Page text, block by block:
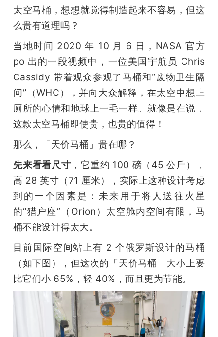
太空马桶，想想就觉得制造起来不容易，但这
么贵有道理吗？
当地时间 2020 年 10 月 6 日，NASA 官方
po 出的一段视频中，一位美国宇航员 Chris
Cassidy 带着观众参观了马桶和“废物卫生隔
间”（WHC），并向大众解释，在太空中想上
厕所的心情和地球上一毛一样。就像是在说，
这款太空马桶即使贵，也贵的值得！
那么，「天价马桶」贵在哪？
先来看看尺寸 ，它重约 100 磅（45 公斤），
高 28 英寸（71 厘米），实际上这种设计考虑
到的一个因素是：未来用于将人送往火星
的“猎户座”（Orion）太空舱内空间有限，马
桶不能设计得太大。
目前国际空间站上有 2 个俄罗斯设计的马桶
（如下图），但这次的「天价马桶」大小上要
比它们小 65%，轻 40%，而且更为节能。